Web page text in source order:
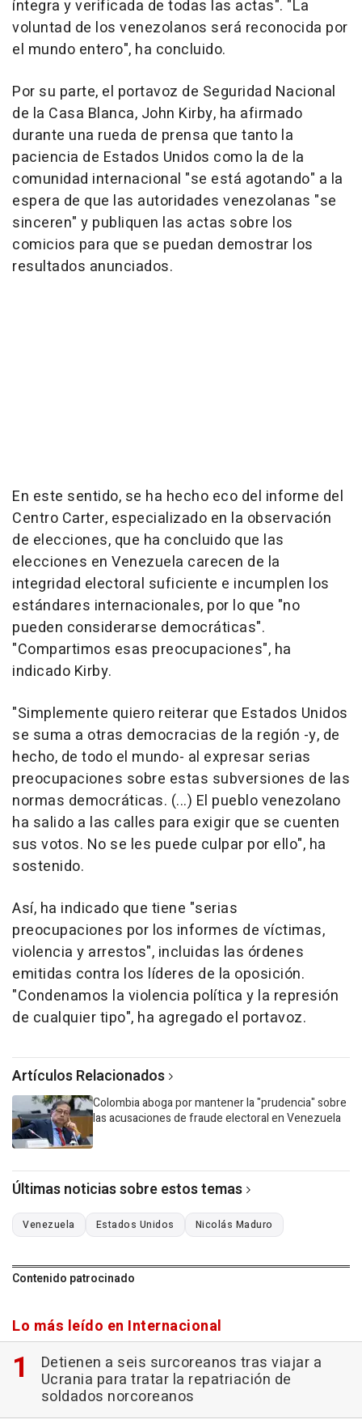
íntegra y verificada de todas las actas". "La
voluntad de los venezolanos será reconocida por
el mundo entero", ha concluido.
Por su parte, el portavoz de Seguridad Nacional
de la Casa Blanca, John Kirby, ha afirmado
durante una rueda de prensa que tanto la
paciencia de Estados Unidos como la de la
comunidad internacional "se está agotando" a la
espera de que las autoridades venezolanas "se
sinceren" y publiquen las actas sobre los
comicios para que se puedan demostrar los
resultados anunciados.
En este sentido, se ha hecho eco del informe del
Centro Carter, especializado en la observación
de elecciones, que ha concluido que las
elecciones en Venezuela carecen de la
integridad electoral suficiente e incumplen los
estándares internacionales, por lo que "no
pueden considerarse democráticas".
"Compartimos esas preocupaciones", ha
indicado Kirby.
"Simplemente quiero reiterar que Estados Unidos
se suma a otras democracias de la región -y, de
hecho, de todo el mundo- al expresar serias
preocupaciones sobre estas subversiones de las
normas democráticas. (...) El pueblo venezolano
ha salido a las calles para exigir que se cuenten
sus votos. No se les puede culpar por ello", ha
sostenido.
Así, ha indicado que tiene "serias
preocupaciones por los informes de víctimas,
violencia y arrestos", incluidas las órdenes
emitidas contra los líderes de la oposición.
"Condenamos la violencia política y la represión
de cualquier tipo", ha agregado el portavoz.
Artículos Relacionados
Colombia aboga por mantener la "prudencia" sobre
las acusaciones de fraude electoral en Venezuela
Últimas noticias sobre estos temas
Venezuela Estados Unidos Nicolás Maduro
Contenido patrocinado
Lo más leído en Internacional
Detienen a seis surcoreanos tras viajar a
Ucrania para tratar la repatriación de
soldados norcoreanos